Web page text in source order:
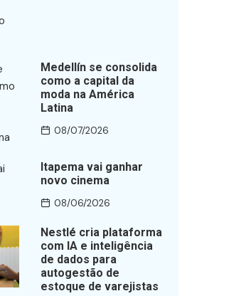
Medellín se consolida
como a capital da
moda na América
Latina
08/07/2026
Itapema vai ganhar
novo cinema
08/06/2026
Nestlé cria plataforma
com IA e inteligência
de dados para
autogestão de
estoque de varejistas